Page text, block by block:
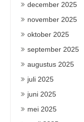
december 2025
november 2025
oktober 2025
september 2025
augustus 2025
juli 2025
juni 2025
mei 2025